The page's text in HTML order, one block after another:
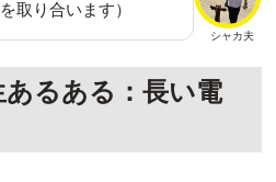
シャカ夫
取り合います）
あるある：長い電